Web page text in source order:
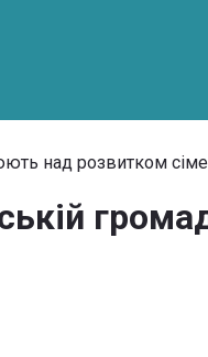
над розвитком